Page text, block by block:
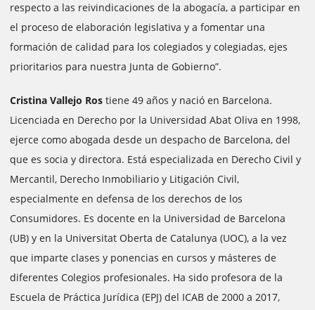
respecto a las reivindicaciones de la abogacía, a participar en
el proceso de elaboración legislativa y a fomentar una
formación de calidad para los colegiados y colegiadas, ejes
prioritarios para nuestra Junta de Gobierno”.
Cristina Vallejo Ros tiene 49 años y nació en Barcelona.
Licenciada en Derecho por la Universidad Abat Oliva en 1998,
ejerce como abogada desde un despacho de Barcelona, del
que es socia y directora. Está especializada en Derecho Civil y
Mercantil, Derecho Inmobiliario y Litigación Civil,
especialmente en defensa de los derechos de los
Consumidores. Es docente en la Universidad de Barcelona
(UB) y en la Universitat Oberta de Catalunya (UOC), a la vez
que imparte clases y ponencias en cursos y másteres de
diferentes Colegios profesionales. Ha sido profesora de la
Escuela de Práctica Jurídica (EPJ) del ICAB de 2000 a 2017,